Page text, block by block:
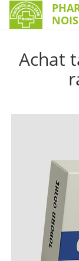
Achat